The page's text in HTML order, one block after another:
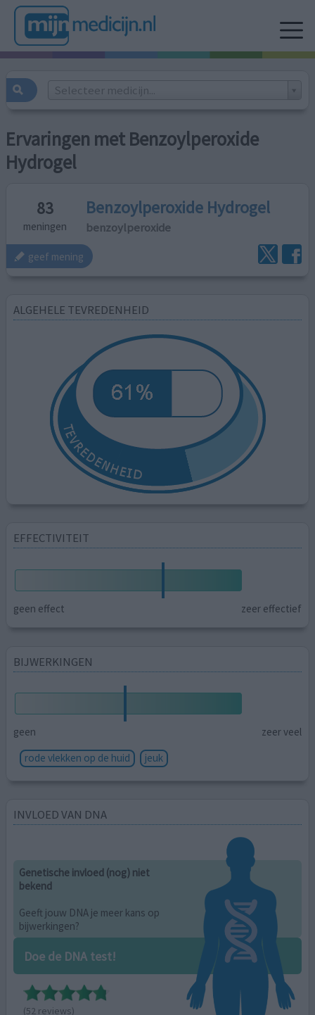
Selecteer medicijn...
Ervaringen met Benzoylperoxide
Hydrogel
83
meningen
Benzoylperoxide Hydrogel
benzoylperoxide
geef mening
ALGEHELE TEVREDENHEID
EFFECTIVITEIT
geen effect zeer effectief
BIJWERKINGEN
geen
zeer veel
rode vlekken op de huid
jeuk
INVLOED VAN DNA
Genetische invloed (nog) niet
bekend
Geeft jouw DNA je meer kans op
bijwerkingen?
Doe de DNA test!
(52 reviews)